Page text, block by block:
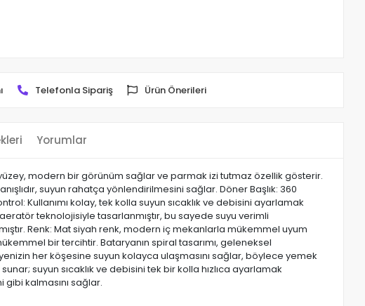
Telefonla Sipariş Ürün Önerileri
Yorumlar
modern bir görünüm sağlar ve parmak izi tutmaz özellik gösterir.
suyun rahatça yönlendirilmesini sağlar. Döner Başlık: 360
Kullanımı kolay, tek kolla suyun sıcaklık ve debisini ayarlamak
teknolojisiyle tasarlanmıştır, bu sayede suyu verimli
Renk: Mat siyah renk, modern iç mekanlarla mükemmel uyum
bir tercihtir. Bataryanın spiral tasarımı, geleneksel
her köşesine suyun kolayca ulaşmasını sağlar, böylece yemek
suyun sıcaklık ve debisini tek bir kolla hızlıca ayarlamak
kalmasını sağlar.